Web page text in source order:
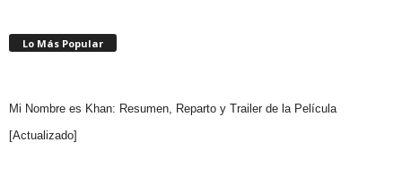
Lo Más Popular
Mi Nombre es Khan: Resumen, Reparto y Trailer de la Película
[Actualizado]